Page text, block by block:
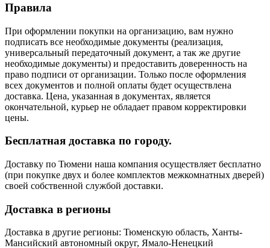
Правила
При оформлении покупки на организацию, вам нужно
подписать все необходимые документы (реализация,
универсальный передаточный документ, а так же другие
необходимые документы) и предоставить доверенность на
право подписи от организации. Только после оформления
всех документов и полной оплаты будет осуществлена
доставка. Цена, указанная в документах, является
окончательной, курьер не обладает правом корректировки
цены.
Бесплатная доставка по городу.
Доставку по Тюмени наша компания осуществляет бесплатно
(при покупке двух и более комплектов межкомнатных дверей)
своей собственной службой доставки.
Доставка в регионы
Доставка в другие регионы: Тюменскую область, Ханты-
Мансийский автономный округ, Ямало-Ненецкий